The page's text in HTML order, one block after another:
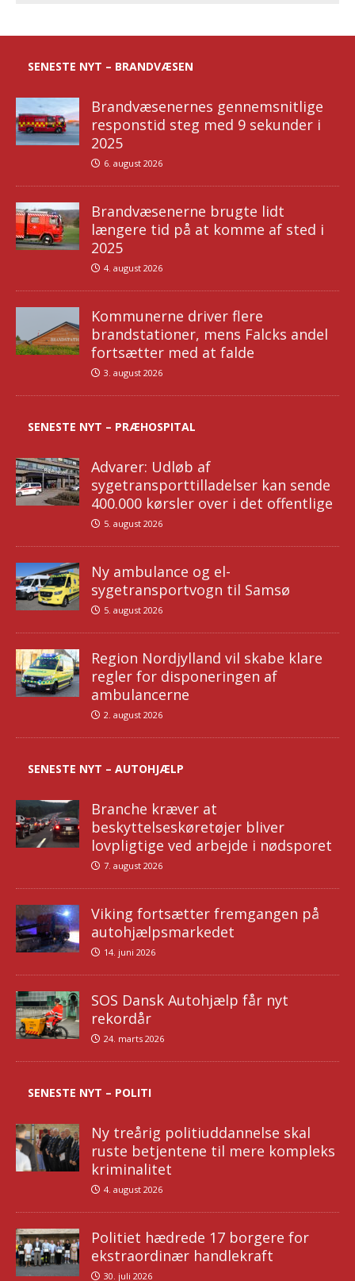
SENESTE NYT – BRANDVÆSEN
Brandvæsenernes gennemsnitlige
responstid steg med 9 sekunder i
2025
6. august 2026
Brandvæsenerne brugte lidt
længere tid på at komme af sted i
2025
4. august 2026
Kommunerne driver flere
brandstationer, mens Falcks andel
fortsætter med at falde
3. august 2026
SENESTE NYT – PRÆHOSPITAL
Advarer: Udløb af
sygetransporttilladelser kan sende
400.000 kørsler over i det offentlige
5. august 2026
Ny ambulance og el-
sygetransportvogn til Samsø
5. august 2026
Region Nordjylland vil skabe klare
regler for disponeringen af
ambulancerne
2. august 2026
SENESTE NYT – AUTOHJÆLP
Branche kræver at
beskyttelseskøretøjer bliver
lovpligtige ved arbejde i nødsporet
7. august 2026
Viking fortsætter fremgangen på
autohjælpsmarkedet
14. juni 2026
SOS Dansk Autohjælp får nyt
rekordår
24. marts 2026
SENESTE NYT – POLITI
Ny treårig politiuddannelse skal
ruste betjentene til mere kompleks
kriminalitet
4. august 2026
Politiet hædrede 17 borgere for
ekstraordinær handlekraft
30. juli 2026